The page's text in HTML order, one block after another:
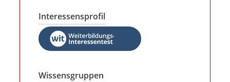
Interessensprofil
Wissensgruppen